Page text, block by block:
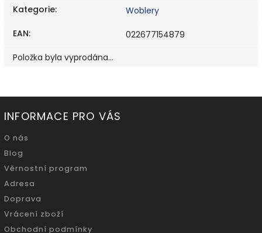
Kategorie:
Woblery
EAN:
022677154879
Položka byla vyprodána…
INFORMACE PRO VÁS
O nás
Blog
Věrnostní program
Adresa
Doprava
Vrácení zboží
Obchodní podmínky